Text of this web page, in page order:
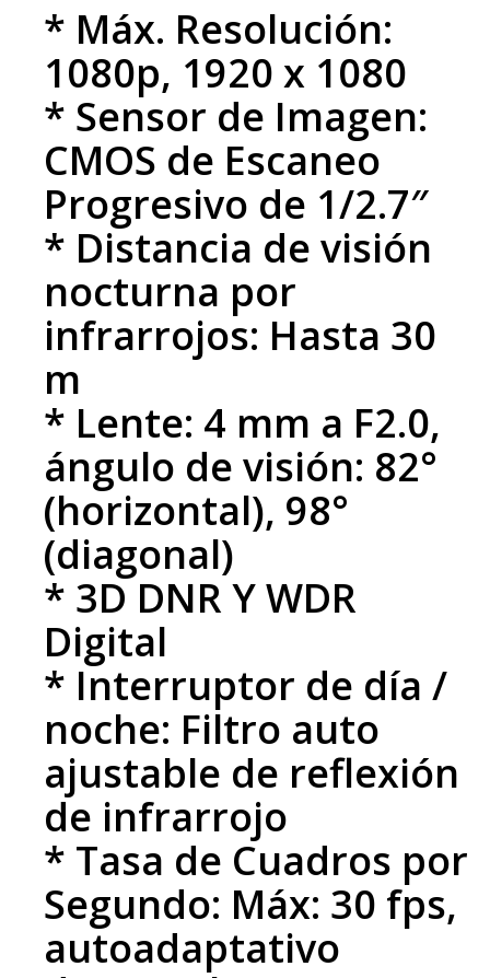
* Máx. Resolución:
1080p, 1920 x 1080
* Sensor de Imagen:
CMOS de Escaneo
Progresivo de 1/2.7″
* Distancia de visión
nocturna por
infrarrojos: Hasta 30
m
* Lente: 4 mm a F2.0,
ángulo de visión: 82°
(horizontal), 98°
(diagonal)
* 3D DNR Y WDR
Digital
* Interruptor de día /
noche: Filtro auto
ajustable de reflexión
de infrarrojo
* Tasa de Cuadros por
Segundo: Máx: 30 fps,
autoadaptativo